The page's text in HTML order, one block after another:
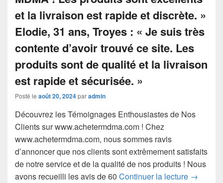
Posté le août 20, 2024paradmin
Découvrez les Témoignages Enthousiastes de Nos
Clients sur www.achetermdma.com ! Chez
www.achetermdma.com, nous sommes ravis
d’annoncer que nos clients sont extrêmement satisfaits
de notre service et de la qualité de nos produits ! Nous
avons recueilli les avis de 60 Continuer la lecture →